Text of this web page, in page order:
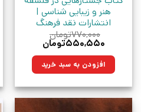
هنر و زیبایی شناسی |
انتشارات نقد فرهنگ
۷۷۰,۰۰۰تومان
قیمت
۷۷۰,۰۰۰تومان
بود.
۵۵۰,۵۵۰تومان
۵۵۰,۵۵۰تومان. افزودن به سبد خرید